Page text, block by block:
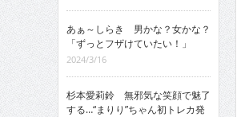
あぁ～しらき 男かな？女かな？
「ずっとフザけていたい！」
2024/3/16
杉本愛莉鈴 無邪気な笑顔で魅了
する…“まりり”ちゃん初トレカ発